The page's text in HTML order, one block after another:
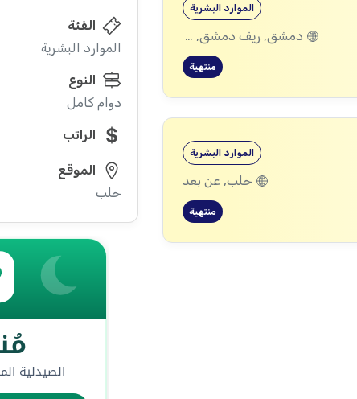
الموارد البشرية
دمشق, ريف دمشق, ديرالزور, درعا, إدلب, القنيطرة, حمص, الحسكة, حماة
منتهية
الموارد البشرية
حلب, عن بعد
منتهية
الفئة
الموارد البشرية
النوع
دوام كامل
الراتب
الموقع
حلب